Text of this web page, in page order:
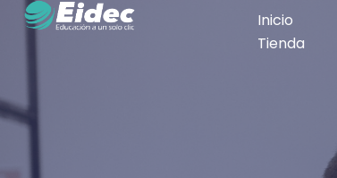
Inicio
Tienda